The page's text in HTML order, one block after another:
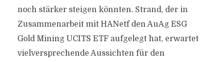
noch stärker steigen könnten. Strand, der in
Zusammenarbeit mit HANetf den AuAg ESG
Gold Mining UCITS ETF aufgelegt hat, erwartet
vielversprechende Aussichten für den